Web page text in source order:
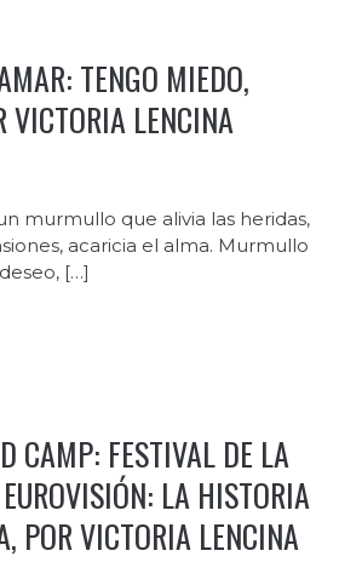
TENGO MIEDO,
VICTORIA LENCINA
murmullo que alivia las heridas,
acaricia el alma. Murmullo
[…]
CAMP: FESTIVAL DE LA
LA HISTORIA
POR VICTORIA LENCINA